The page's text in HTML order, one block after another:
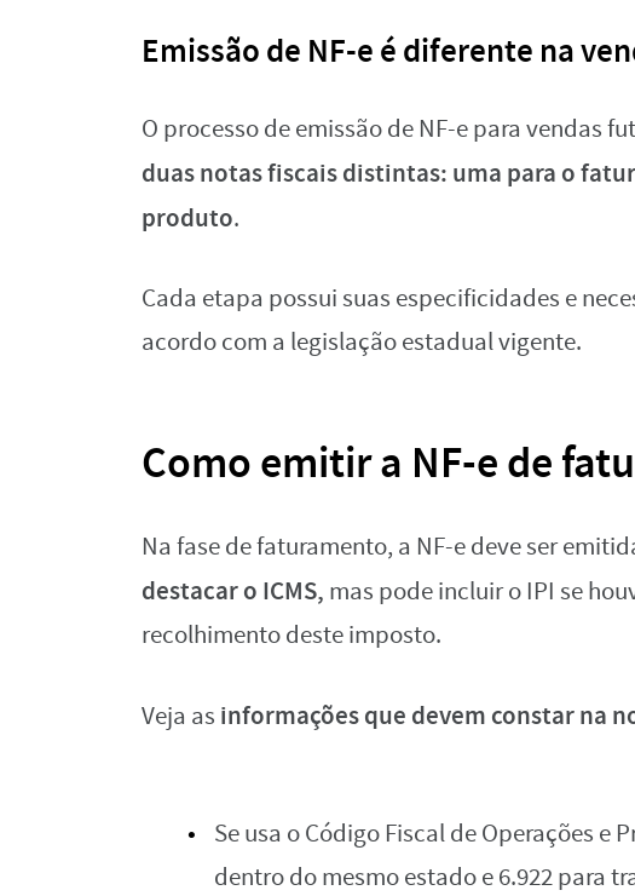
Emissão de NF-e é diferente na
O processo de emissão de NF-e para vendas
duas notas fiscais distintas: uma para o
produto.
Cada etapa possui suas especificidades e
acordo com a legislação estadual vigente.
Como emitir a NF-e de
Na fase de faturamento, a NF-e deve ser
destacar o ICMS, mas pode incluir o IPI se
recolhimento deste imposto.
Veja as informações que devem constar na
Se usa o Código Fiscal de Operações e
dentro do mesmo estado e 6.922 para